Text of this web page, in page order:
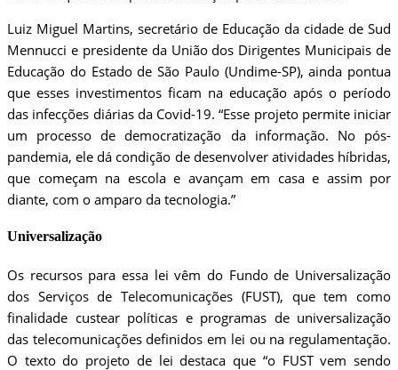
Luiz Miguel Martins, secretário de Educação da cidade de Sud
Mennucci e presidente da União dos Dirigentes Municipais de
Educação do Estado de São Paulo (Undime-SP), ainda pontua
que esses investimentos ficam na educação após o período
das infecções diárias da Covid-19. “Esse projeto permite iniciar
um processo de democratização da informação. No pós-
pandemia, ele dá condição de desenvolver atividades híbridas,
que começam na escola e avançam em casa e assim por
diante, com o amparo da tecnologia.”
Universalização
Os recursos para essa lei vêm do Fundo de Universalização
dos Serviços de Telecomunicações (FUST), que tem como
finalidade custear políticas e programas de universalização
das telecomunicações definidos em lei ou na regulamentação.
O texto do projeto de lei destaca que “o FUST vem sendo